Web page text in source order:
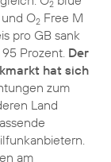
2
O2 Free M
pro GB sank
Prozent. Der
hat sich
zum
Land
am